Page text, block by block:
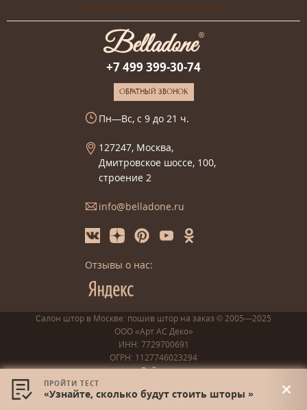
Онлайн-консультация дизайнера
+7 499 399-30-74
ОБРАТНЫЙ ЗВОНОК
Пн—Вс, с 9 до 21 ч.
127247, Москва,
Дмитровское шоссе, 100,
строение 2
info@belladone.ru
Отзывы о нас:
Салон штор в Москве: пошив штор на заказ © 2005—2025
ООО «Арт АС Деко»
ИНН: 7729700691
ОГРН: 1127746023294
Войти
Доставка и оплата
ПРОЙТИ ТЕСТ
«Узнайте, сколько будут стоить шторы »